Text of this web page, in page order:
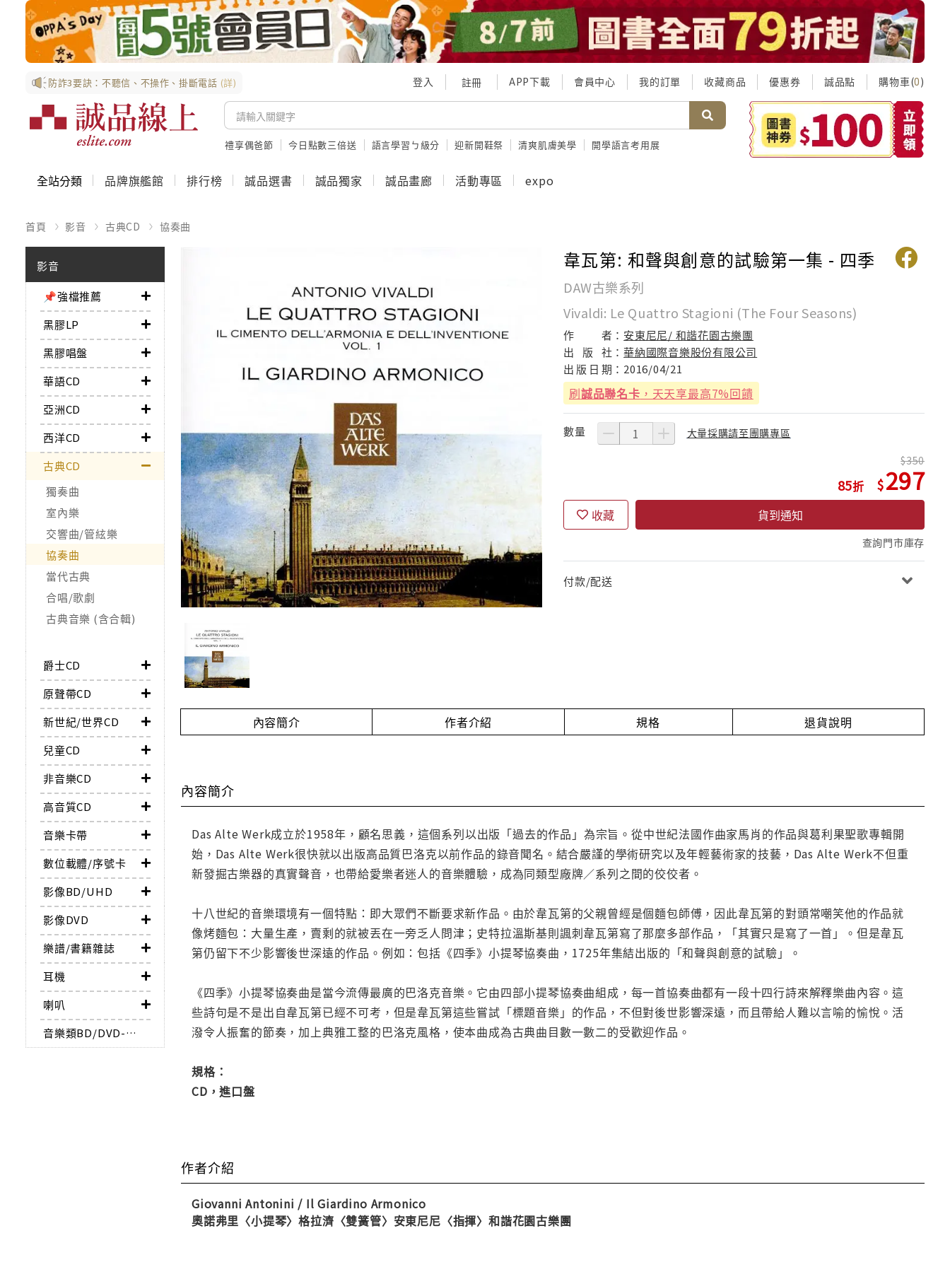
防詐3要訣：不聽信、不操作、掛斷電話 (詳) 登入 註冊 APP下載 會員中心 我的訂單 收藏商品 優惠券 誠品點 購物車(0)
禮享偶爸節 今日點數三倍送 語言學習ㄅ級分 迎新開鞋祭 清爽肌膚美學 開學語言考用展
全站分類 品牌旗艦館 排行榜 誠品選書 誠品獨家 誠品畫廊 活動專區 expo
首頁 影音 古典CD 協奏曲
影音
📌強檔推薦
黑膠LP
黑膠唱盤
華語CD
亞洲CD
西洋CD
古典CD
獨奏曲
室內樂
交響曲/管絃樂
協奏曲
當代古典
合唱/歌劇
古典音樂 (含合輯)
爵士CD
原聲帶CD
新世紀/世界CD
兒童CD
非音樂CD
高音質CD
音樂卡帶
數位載體/序號卡
影像BD/UHD
影像DVD
樂譜/書籍雜誌
耳機
喇叭
音樂類BD/DVD-AUDIO
韋瓦第: 和聲與創意的試驗第一集 - 四季
DAW古樂系列
Vivaldi: Le Quattro Stagioni (The Four Seasons)
作 者： 安東尼尼/ 和諧花園古樂團
出
版 社：華納國際音樂股份有限公司
出 版 日 期： 2016/04/21
刷誠品聯名卡 ，天天享最高7%回饋
數量 大量採購請至團購專區
85
350
297
收藏 貨到通知
查詢門市庫存
付款/配送
內容簡介 作者介紹 規格 退貨說明
內容簡介
Das Alte Werk成立於1958年，顧名思義，這個系列以出版「過去的作品」為宗旨。從中世紀法國作曲家馬肖的作品與葛利果聖歌專輯開
始，Das Alte Werk很快就以出版高品質巴洛克以前作品的錄音聞名。結合嚴謹的學術研究以及年輕藝術家的技藝，Das Alte Werk不但重
新發掘古樂器的真實聲音，也帶給愛樂者迷人的音樂體驗，成為同類型廠牌／系列之間的佼佼者。
十八世紀的音樂環境有一個特點：即大眾們不斷要求新作品。由於韋瓦第的父親曾經是個麵包師傅，因此韋瓦第的對頭常嘲笑他的作品就
像烤麵包：大量生產，賣剩的就被丟在一旁乏人問津；史特拉溫斯基則諷刺韋瓦第寫了那麼多部作品，「其實只是寫了一首」。但是韋瓦
第仍留下不少影響後世深遠的作品。例如：包括《四季》小提琴協奏曲，1725年集結出版的「和聲與創意的試驗」。
《四季》小提琴協奏曲是當今流傳最廣的巴洛克音樂。它由四部小提琴協奏曲組成，每一首協奏曲都有一段十四行詩來解釋樂曲內容。這
些詩句是不是出自韋瓦第已經不可考，但是韋瓦第這些嘗試「標題音樂」的作品，不但對後世影響深遠，而且帶給人難以言喻的愉悅。活
潑令人振奮的節奏，加上典雅工整的巴洛克風格，使本曲成為古典曲目數一數二的受歡迎作品。
規格：
CD，進口盤
作者介紹
Giovanni Antonini / Il Giardino Armonico
奧諾弗里〈小提琴〉格拉濟〈雙簧管〉安東尼尼〈指揮〉和諧花園古樂團